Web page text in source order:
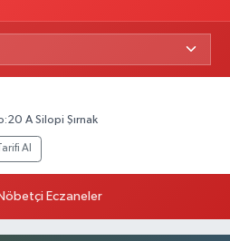
A Silopi Şırnak
Al
Eczaneler